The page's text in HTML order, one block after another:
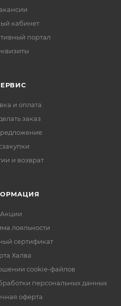
кабинет
портал
и оплата
заказ
и возврат
Акции
лояльности
сертификат
Халва
cookie-файлов
персональных данных
оферта